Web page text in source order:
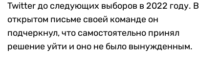
Twitter до следующих выборов в 2022 году. В
открытом письме своей команде он
подчеркнул, что самостоятельно принял
решение уйти и оно не было вынужденным.